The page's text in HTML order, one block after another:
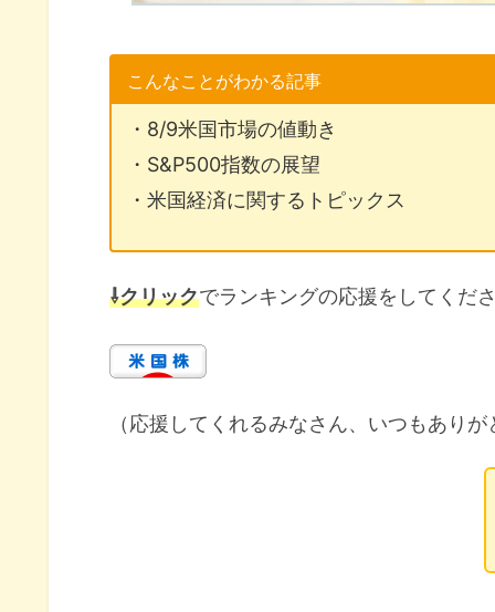
こんなことがわかる記事
・8/9米国市場の値動き
・S&P500指数の展望
・米国経済に関するトピックス
⇩クリックでランキングの応援をしてくだ
（応援してくれるみなさん、いつもあり